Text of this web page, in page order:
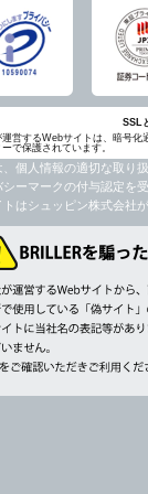
SSL
運営するWebサイトは、暗号化
で保護されています。
、個人情報の適切な取り
ーマークの付与認定を受
トはシュッピン株式会社